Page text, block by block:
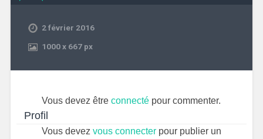
2 février 2016
1000x667 px
Vous devez êtreconnecté pour commenter.
Profil
Vous devez vous connecterpour publier un